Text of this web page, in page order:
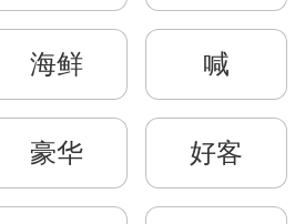
海鲜 喊
豪华 好客